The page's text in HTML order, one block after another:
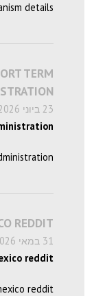
details
TERM
23 ביוני 2026 בשעה 01:01
REDDIT
31 במאי 2026 בשעה 20:30
reddit
reddit